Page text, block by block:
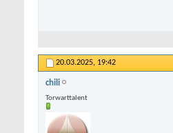
20.03.2025, 19:42
chili
Torwarttalent